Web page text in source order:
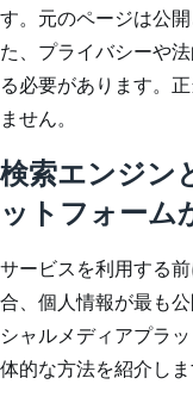
す。元のページは公
た、プライバシーや
る必要があります。
ません。
検索エンジン
ットフォーム
サービスを利用する
合、個人情報が最も
シャルメディアプラ
体的な方法を紹介しま